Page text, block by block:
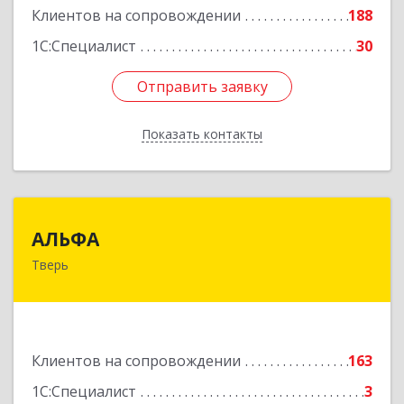
Клиентов на сопровождении
188
1С:Специалист
30
Отправить заявку
Показать контакты
Отправить заявку
Назад
АЛЬФА
Тверь
Клиентов на сопровождении
163
1С:Специалист
3
170002, Тверская обл, Тверь г, Чайковского пр-